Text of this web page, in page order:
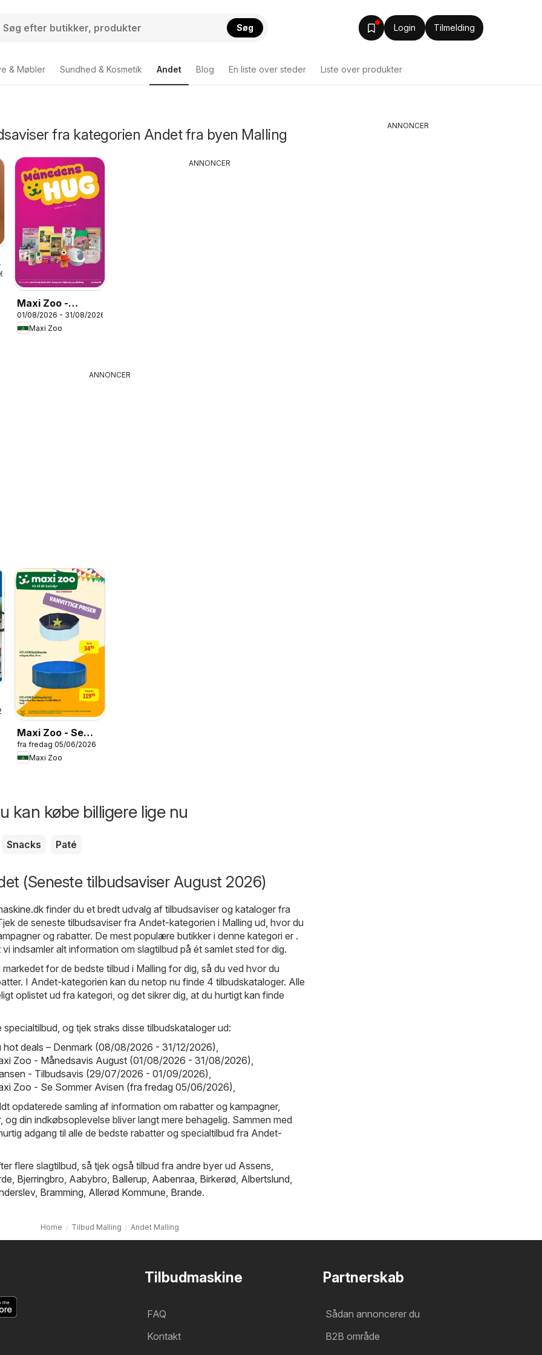
Søg Login Tilmelding
& Møbler Sundhed & Kosmetik Andet Blog En liste over steder Liste over produkter
fra kategorien Andet fra byen Malling
Maxi Zoo -
Månedsavis
August
01/08/2026 - 31/08/2026
Maxi Zoo
ANNONCER
ANNONCER
Maxi Zoo - Se
Sommer Avisen
fra fredag 05/06/2026
Maxi Zoo
kan købe billigere lige nu
Snacks Paté
(Seneste tilbudsaviser August 2026)
finder du et bredt udvalg af tilbudsaviser og kataloger fra
de seneste tilbudsaviser fra Andet-kategorien i Malling ud, hvor du
og rabatter. De mest populære butikker i denne kategori er .
indsamler alt information om slagtilbud på ét samlet sted for dig.
for de bedste tilbud i Malling for dig, så du ved hvor du
I Andet-kategorien kan du netop nu finde 4 tilbudskataloger. Alle
oplistet ud fra kategori, og det sikrer dig, at du hurtigt kan finde
specialtilbud, og tjek straks disse tilbudskataloger ud:
hot deals – Denmark (08/08/2026 - 31/12/2026),
Zoo - Månedsavis August (01/08/2026 - 31/08/2026),
- Tilbudsavis (29/07/2026 - 01/09/2026),
Zoo - Se Sommer Avisen (fra fredag 05/06/2026),
opdaterede samling af information om rabatter og kampagner,
og din indkøbsoplevelse bliver langt mere behagelig. Sammen med
adgang til alle de bedste rabatter og specialtilbud fra Andet-
flere slagtilbud, så tjek også tilbud fra andre byer ud Assens,
, Bjerringbro, Aabybro, Ballerup, Aabenraa, Birkerød, Albertslund,
, Bramming, Allerød Kommune, Brande.
Home Tilbud Malling Andet Malling
ANNONCER
Tilbudmaskine
FAQ
Kontakt
Partnerskab
Sådan annoncerer du
B2B område